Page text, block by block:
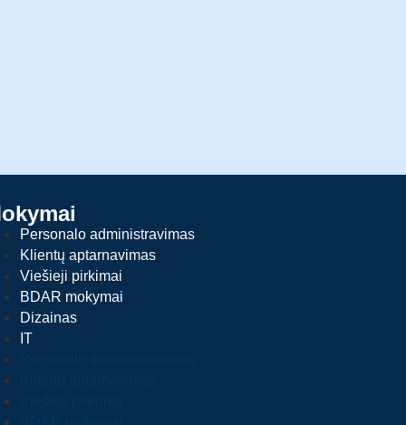
Personalo administravimas
Klientų aptarnavimas
Viešieji pirkimai
BDAR mokymai
Dizainas
IT